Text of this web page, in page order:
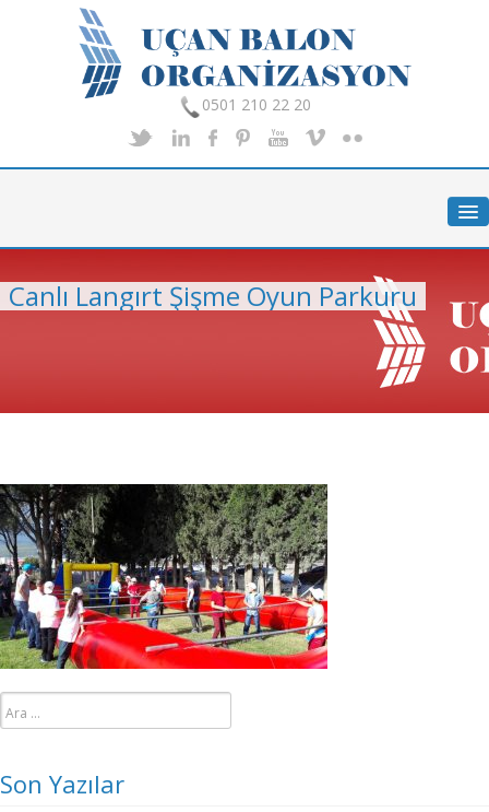
0501 210 22 20
Hakkımızda
Hizmetlerimiz
Organizasyon
Canlı Langırt Şişme Oyun Parkuru
Arama:
Son Yazılar